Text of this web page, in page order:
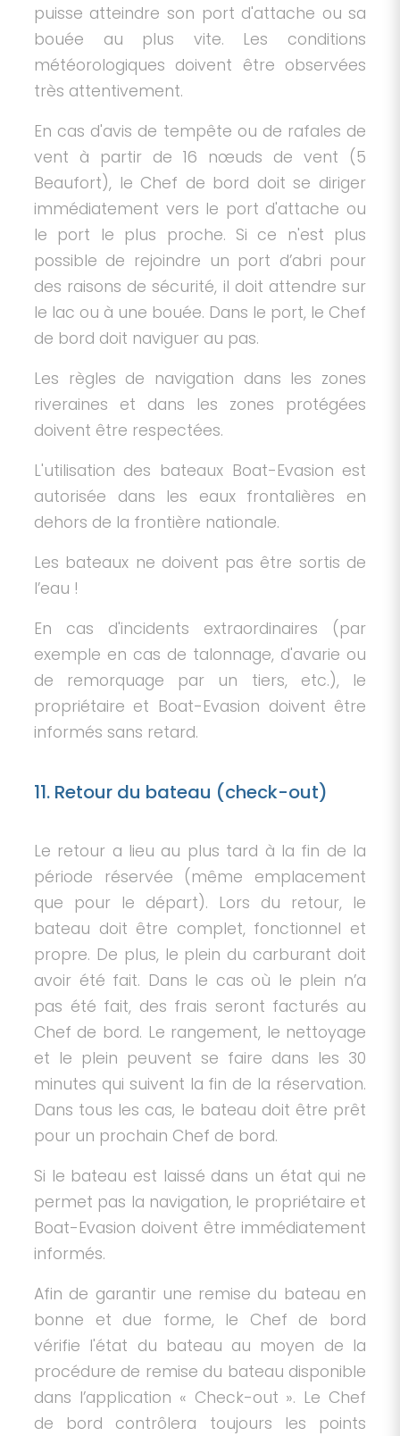
puisse atteindre son port d'attache ou sa
bouée au plus vite. Les conditions
météorologiques doivent être observées
très attentivement.
En cas d'avis de tempête ou de rafales de
vent à partir de 16 nœuds de vent (5
Beaufort), le Chef de bord doit se diriger
immédiatement vers le port d'attache ou
le port le plus proche. Si ce n'est plus
possible de rejoindre un port d’abri pour
des raisons de sécurité, il doit attendre sur
le lac ou à une bouée. Dans le port, le Chef
de bord doit naviguer au pas.
Les règles de navigation dans les zones
riveraines et dans les zones protégées
doivent être respectées.
L'utilisation des bateaux Boat-Evasion est
autorisée dans les eaux frontalières en
dehors de la frontière nationale.
Les bateaux ne doivent pas être sortis de
l’eau !
En cas d'incidents extraordinaires (par
exemple en cas de talonnage, d'avarie ou
de remorquage par un tiers, etc.), le
propriétaire et Boat-Evasion doivent être
informés sans retard.
11. Retour du bateau (check-out)
Le retour a lieu au plus tard à la fin de la
période réservée (même emplacement
que pour le départ). Lors du retour, le
bateau doit être complet, fonctionnel et
propre. De plus, le plein du carburant doit
avoir été fait. Dans le cas où le plein n’a
pas été fait, des frais seront facturés au
Chef de bord. Le rangement, le nettoyage
et le plein peuvent se faire dans les 30
minutes qui suivent la fin de la réservation.
Dans tous les cas, le bateau doit être prêt
pour un prochain Chef de bord.
Si le bateau est laissé dans un état qui ne
permet pas la navigation, le propriétaire et
Boat-Evasion doivent être immédiatement
informés.
Afin de garantir une remise du bateau en
bonne et due forme, le Chef de bord
vérifie l'état du bateau au moyen de la
procédure de remise du bateau disponible
dans l’application « Check-out ». Le Chef
de bord contrôlera toujours les points